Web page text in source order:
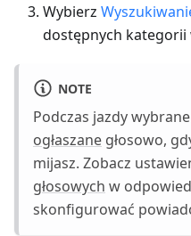
Wybierz
dostępnych kategorii
NOTE
Podczas jazdy
ogłaszane głosowo,
mijasz. Zobacz
głosowych w
skonfigurować